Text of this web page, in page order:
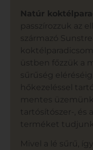
Natúr
passzírozzuk az
származó
üstben főzzük a
sűrűség
hőkezeléssel
mentes
tartósítószer-, és
terméket
Mivel a lé sűrű,